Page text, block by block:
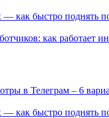
как быстро поднять
как работает
в Телеграм – 6
как быстро поднять